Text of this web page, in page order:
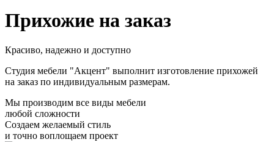
Прихожие на заказ
Красиво, надежно и доступно
Студия мебели "Акцент" выполнит изготовление прихожей
на заказ по индивидуальным размерам.
Мы производим все виды мебели
любой сложности
Создаем желаемый стиль
и точно воплощаем проект